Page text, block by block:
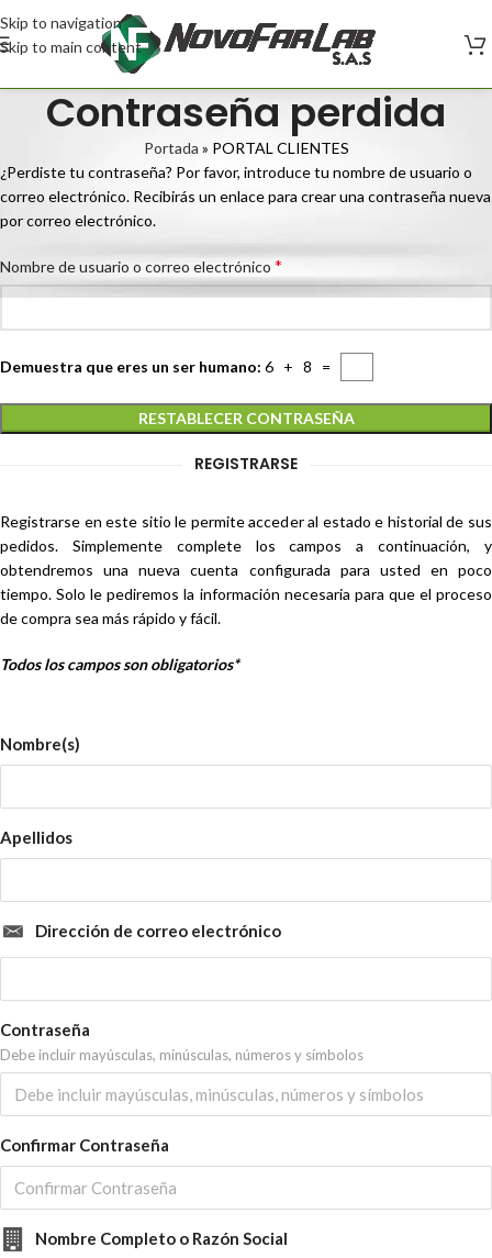
Skip to navigation
Skip to main content
Contraseña perdida
Portada » PORTAL CLIENTES
¿Perdiste tu contraseña? Por favor, introduce tu nombre de usuario o
correo electrónico. Recibirás un enlace para crear una contraseña nueva
por correo electrónico.
Nombre de usuario o correo electrónico *
Demuestra que eres un ser humano: 6 + 8 =
RESTABLECER CONTRASEÑA
REGISTRARSE
Registrarse en este sitio le permite acceder al estado e historial de sus
pedidos. Simplemente complete los campos a continuación, y
obtendremos una nueva cuenta configurada para usted en poco
tiempo. Solo le pediremos la información necesaria para que el proceso
de compra sea más rápido y fácil.
Todos los campos son obligatorios*
Nombre(s)
Apellidos
Dirección de correo electrónico
Contraseña
Debe incluir mayúsculas, minúsculas, números y símbolos
Confirmar Contraseña
Nombre Completo o Razón Social